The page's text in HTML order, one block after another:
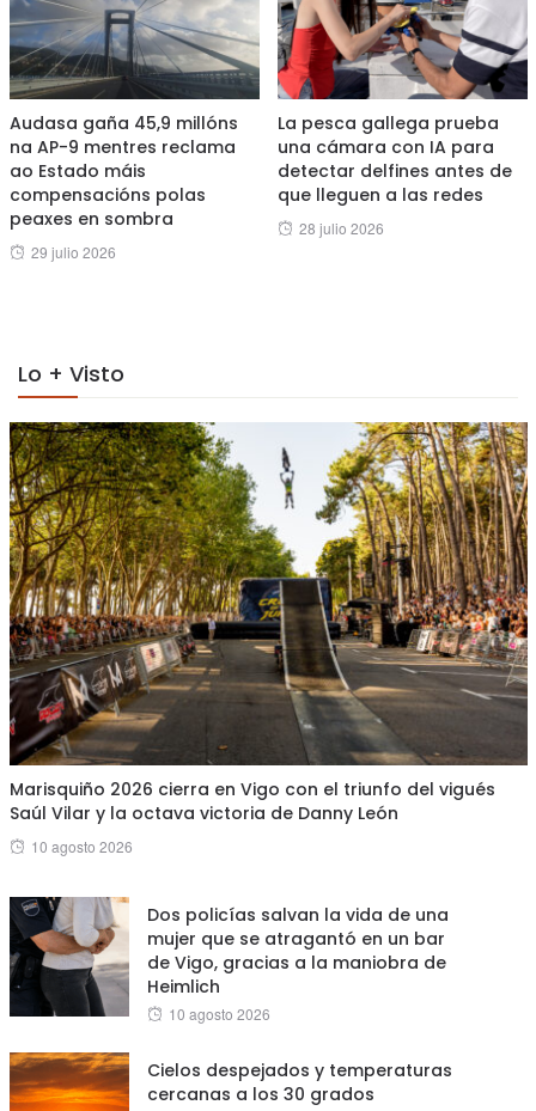
Audasa gaña 45,9 millóns
na AP-9 mentres reclama
ao Estado máis
compensacións polas
peaxes en sombra
Posted
29 julio 2026
La pesca gallega prueba
una cámara con IA para
detectar delfines antes de
que lleguen a las redes
Posted
28 julio 2026
Lo + Visto
Marisquiño 2026 cierra en Vigo con el triunfo del vigués
Saúl Vilar y la octava victoria de Danny León
Posted
10 agosto 2026
Dos policías salvan la vida de una
mujer que se atragantó en un bar
de Vigo, gracias a la maniobra de
Heimlich
Posted
10 agosto 2026
Cielos despejados y temperaturas
cercanas a los 30 grados